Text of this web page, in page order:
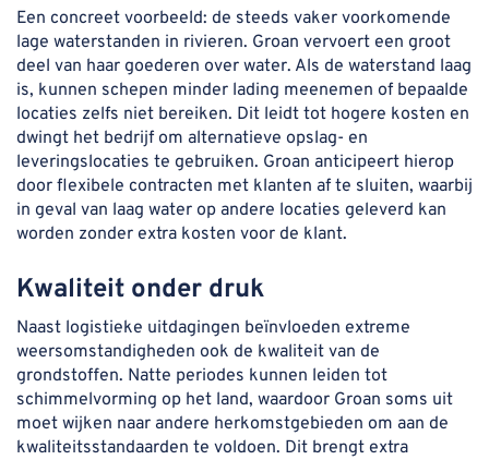
Een concreet voorbeeld: de steeds vaker voorkomende
lage waterstanden in rivieren. Groan vervoert een groot
deel van haar goederen over water. Als de waterstand laag
is, kunnen schepen minder lading meenemen of bepaalde
locaties zelfs niet bereiken. Dit leidt tot hogere kosten en
dwingt het bedrijf om alternatieve opslag- en
leveringslocaties te gebruiken. Groan anticipeert hierop
door flexibele contracten met klanten af te sluiten, waarbij
in geval van laag water op andere locaties geleverd kan
worden zonder extra kosten voor de klant.
Kwaliteit onder druk
Naast logistieke uitdagingen beïnvloeden extreme
weersomstandigheden ook de kwaliteit van de
grondstoffen. Natte periodes kunnen leiden tot
schimmelvorming op het land, waardoor Groan soms uit
moet wijken naar andere herkomstgebieden om aan de
kwaliteitsstandaarden te voldoen. Dit brengt extra